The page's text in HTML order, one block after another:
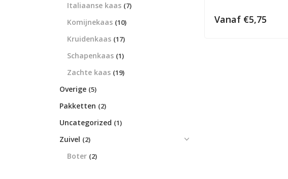
Vanaf €5,75
Italiaanse kaas (7)
Komijnekaas (10)
Kruidenkaas (17)
Schapenkaas (1)
Zachte kaas (19)
Overige (5)
Pakketten (2)
Uncategorized (1)
Zuivel (2)
Boter (2)